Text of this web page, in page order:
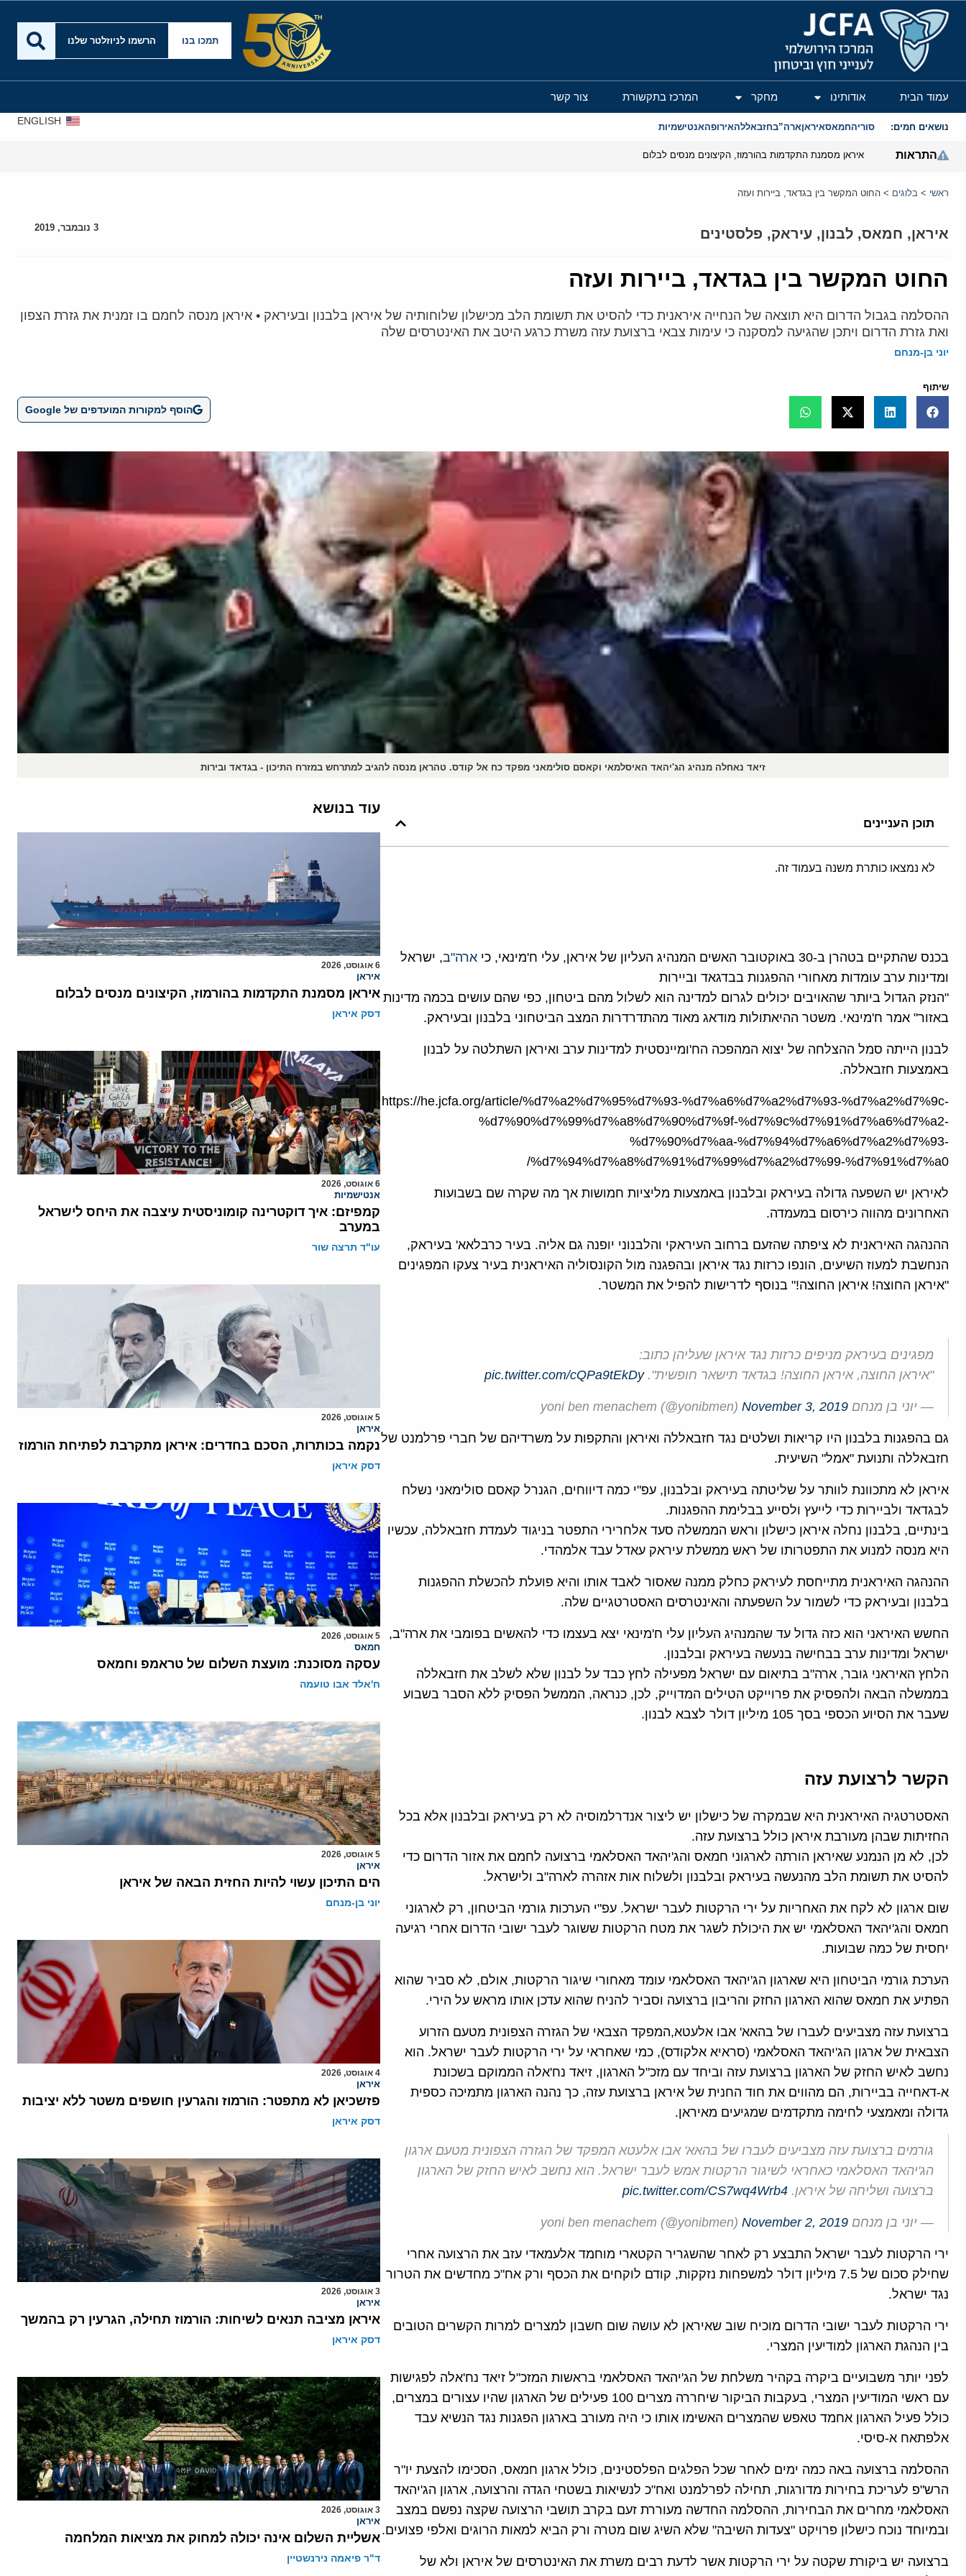
המרכז הירושלמי לענייני חוץ וביטחון
תמכו בנו הרשמו לניוזלטר שלנו
עמוד הבית אודותינו מחקר המרכז בתקשורת צור קשר
נושאים חמים: סוריהחמאסאיראןארה”בחזבאללהאירופהאנטישמיות
ENGLISH
התראות איראן מסמנת התקדמות בהורמוז, הקיצונים מנסים לבלום
ראשי > בלוגים > החוט המקשר בין בגדאד, ביירות ועזה
איראן, חמאס, לבנון, עיראק, פלסטינים 3 נובמבר, 2019
החוט המקשר בין בגדאד, ביירות ועזה
ההסלמה בגבול הדרום היא תוצאה של הנחייה איראנית כדי להסיט את תשומת הלב מכישלון שלוחותיה של איראן בלבנון ובעיראק • איראן מנסה לחמם בו זמנית את גזרת הצפון
ואת גזרת הדרום ויתכן שהגיעה למסקנה כי עימות צבאי ברצועת עזה משרת כרגע היטב את האינטרסים שלה
יוני בן-מנחם
שיתוף
הוסף למקורות המועדפים של Google
זיאד נאחלה מנהיג הג'יהאד האיסלמאי וקאסם סולימאני מפקד כח אל קודס. טהראן מנסה להגיב למתרחש במזרח התיכון - בגדאד ובירות
תוכן העניינים
לא נמצאו כותרת משנה בעמוד זה.
בכנס שהתקיים בטהרן ב-30 באוקטובר האשים המנהיג העליון של איראן, עלי ח'מינאי, כי ארה"ב, ישראל
ומדינות ערב עומדות מאחורי ההפגנות בבדגאד וביירות
"הנזק הגדול ביותר שהאויבים יכולים לגרום למדינה הוא לשלול מהם ביטחון, כפי שהם עושים בכמה מדינות
באזור" אמר ח'מינאי. משטר ההיאתולות מודאג מאוד מהתדרדרות המצב הביטחוני בלבנון ובעיראק.
לבנון הייתה סמל ההצלחה של יצוא המהפכה הח'ומיינסטית למדינות ערב ואיראן השתלטה על לבנון
באמצעות חזבאללה.
https://he.jcfa.org/article/%d7%a2%d7%95%d7%93-%d7%a6%d7%a2%d7%93-%d7%a2%d7%9c-
%d7%90%d7%99%d7%a8%d7%90%d7%9f-%d7%9c%d7%91%d7%a6%d7%a2-
%d7%90%d7%aa-%d7%94%d7%a6%d7%a2%d7%93-
%d7%94%d7%a8%d7%91%d7%99%d7%a2%d7%99-%d7%91%d7%a0/
לאיראן יש השפעה גדולה בעיראק ובלבנון באמצעות מליציות חמושות אך מה שקרה שם בשבועות
האחרונים מהווה כירסום במעמדה.
ההנהגה האיראנית לא ציפתה שהזעם ברחוב העיראקי והלבנוני יופנה גם אליה. בעיר כרבלאא' בעיראק,
הנחשבת למעוז השיעים, הונפו כרזות נגד איראן ובהפגנה מול הקונסוליה האיראנית בעיר צעקו המפגינים
"איראן החוצה! איראן החוצה!" בנוסף לדרישות להפיל את המשטר.
מפגינים בעיראק מניפים כרזות נגד איראן שעליהן כתוב:
"איראן החוצה, איראן החוצה! בגדאד תישאר חופשית".pic.twitter.com/cQPa9tEkDy
— יוני בן מנחם yoni ben menachem (@yonibmen) November 3, 2019
גם בהפגנות בלבנון היו קריאות ושלטים נגד חזבאללה ואיראן והתקפות על משרדיהם של חברי פרלמנט של
חזבאללה ותנועת "אמל" השיעית.
איראן לא מתכוונת לוותר על שליטתה בעיראק ובלבנון, עפ"י כמה דיווחים, הגנרל קאסם סולימאני נשלח
לבגדאד ולביירות כדי לייעץ ולסייע בבלימת ההפגנות.
בינתיים, בלבנון נחלה איראן כישלון וראש הממשלה סעד אלחרירי התפטר בניגוד לעמדת חזבאללה, עכשיו
היא מנסה למנוע את התפטרותו של ראש ממשלת עיראק עאדל עבד אלמהדי.
ההנהגה האיראנית מתייחסת לעיראק כחלק ממנה שאסור לאבד אותו והיא פועלת להכשלת ההפגנות
בלבנון ובעיראק כדי לשמור על השפעתה והאינטרסים האסטרטגיים שלה.
החשש האיראני הוא כזה גדול עד שהמנהיג העליון עלי ח'מינאי יצא בעצמו כדי להאשים בפומבי את ארה"ב,
ישראל ומדינות ערב בבחישה בנעשה בעיראק ובלבנון.
הלחץ האיראני גובר, ארה"ב בתיאום עם ישראל מפעילה לחץ כבד על לבנון שלא לשלב את חזבאללה
בממשלה הבאה ולהפסיק את פרוייקט הטילים המדוייק, לכן, כנראה, הממשל הפסיק ללא הסבר בשבוע
שעבר את הסיוע הכספי בסך 105 מיליון דולר לצבא לבנון.
הקשר לרצועת עזה
האסטרטגיה האיראנית היא שבמקרה של כישלון יש ליצור אנדרלמוסיה לא רק בעיראק ובלבנון אלא בכל
החזיתות שבהן מעורבת איראן כולל ברצועת עזה.
לכן, לא מן הנמנע שאיראן הורתה לארגוני חמאס והג'יהאד האסלאמי ברצועה לחמם את אזור הדרום כדי
להסיט את תשומת הלב מהנעשה בעיראק ובלבנון ולשלוח אות אזהרה לארה"ב ולישראל.
שום ארגון לא לקח את האחריות על ירי הרקטות לעבר ישראל. עפ"י הערכות גורמי הביטחון, רק לארגוני
חמאס והג'יהאד האסלאמי יש את היכולת לשגר את מטח הרקטות ששוגר לעבר ישובי הדרום אחרי רגיעה
יחסית של כמה שבועות.
הערכת גורמי הביטחון היא שארגון הג'יהאד האסלאמי עומד מאחורי שיגור הרקטות, אולם, לא סביר שהוא
הפתיע את חמאס שהוא הארגון החזק והריבון ברצועה וסביר להניח שהוא עדכן אותו מראש על הירי.
ברצועת עזה מצביעים לעברו של בהאא' אבו אלעטא,המפקד הצבאי של הגזרה הצפונית מטעם הזרוע
הצבאית של ארגון הג'יהאד האסלאמי (סראיא אלקודס), כמי שאחראי על ירי הרקטות לעבר ישראל. הוא
נחשב לאיש החזק של הארגון ברצועת עזה וביחד עם מזכ"ל הארגון, זיאד נח'אלה הממוקם בשכונת
א-דאחייה בביירות, הם מהווים את חוד החנית של איראן ברצועת עזה, כך נהנה הארגון מתמיכה כספית
גדולה ומאמצעי לחימה מתקדמים שמגיעים מאיראן.
גורמים ברצועת עזה מצביעים לעברו של בהאא' אבו אלעטא המפקד של הגזרה הצפונית מטעם ארגון
הג'יהאד האסלאמי כאחראי לשיגור הרקטות אמש לעבר ישראל. הוא נחשב לאיש החזק של הארגון
ברצועה ושליחה של איראן. pic.twitter.com/CS7wq4Wrb4
— יוני בן מנחם yoni ben menachem (@yonibmen) November 2, 2019
ירי הרקטות לעבר ישראל התבצע רק לאחר שהשגריר הקטארי מוחמד אלעמאדי עזב את הרצועה אחרי
שחילק סכום של 7.5 מיליון דולר למשפחות נזקקות, קודם לוקחים את הכסף ורק אח"כ מחדשים את הטרור
נגד ישראל.
ירי הרקטות לעבר ישובי הדרום מוכיח שוב שאיראן לא עושה שום חשבון למצרים למרות הקשרים הטובים
בין הנהגת הארגון למודיעין המצרי.
לפני יותר משבועיים ביקרה בקהיר משלחת של הג'יהאד האסלאמי בראשות המזכ"ל זיאד נח'אלה לפגישות
עם ראשי המודיעין המצרי, בעקבות הביקור שיחררה מצרים 100 פעילים של הארגון שהיו עצורים במצרים,
כולל פעיל הארגון אחמד טאפש שהמצרים האשימו אותו כי היה מעורב בארגון הפגנות נגד הנשיא עבד
אלפתאח א-סיסי.
ההסלמה ברצועה באה כמה ימים לאחר שכל הפלגים הפלסטינים, כולל ארגון חמאס, הסכימו להצעת יו"ר
הרש"פ לעריכת בחירות מדורגות, תחילה לפרלמנט ואח"כ לנשיאות בשטחי הגדה והרצועה, ארגון הג'יהאד
האסלאמי מחרים את הבחירות, ההסלמה החדשה מעוררת זעם בקרב תושבי הרצועה שקצה נפשם במצב
ובמיוחד נוכח כישלון פרויקט "צעדות השיבה" שלא השיג שום מטרה ורק הביא למאות הרוגים ואלפי פצועים.
ברצועה יש ביקורת שקטה על ירי הרקטות אשר לדעת רבים משרת את האינטרסים של איראן ולא של
עוד בנושא
6 אוגוסט, 2026
איראן
איראן מסמנת התקדמות בהורמוז, הקיצונים מנסים לבלום
דסק איראן
6 אוגוסט, 2026
אנטישמיות
קמפיזם: איך דוקטרינה קומוניסטית עיצבה את היחס לישראל
במערב
עו"ד תרצה שור
5 אוגוסט, 2026
איראן
נקמה בכותרות, הסכם בחדרים: איראן מתקרבת לפתיחת הורמוז
דסק איראן
5 אוגוסט, 2026
חמאס
עסקה מסוכנת: מועצת השלום של טראמפ וחמאס
ח'אלד אבו טועמה
5 אוגוסט, 2026
איראן
הים התיכון עשוי להיות החזית הבאה של איראן
יוני בן-מנחם
4 אוגוסט, 2026
איראן
פזשכיאן לא מתפטר: הורמוז והגרעין חושפים משטר ללא יציבות
דסק איראן
3 אוגוסט, 2026
איראן
איראן מציבה תנאים לשיחות: הורמוז תחילה, הגרעין רק בהמשך
דסק איראן
3 אוגוסט, 2026
איראן
אשליית השלום אינה יכולה למחוק את מציאות המלחמה
ד"ר פיאמה נירנשטיין